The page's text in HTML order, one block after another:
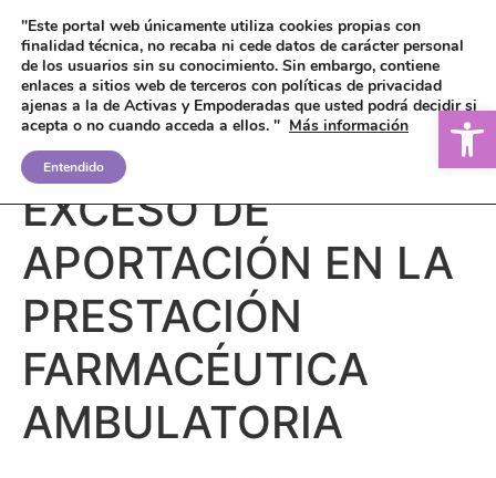
REINTEGRO DEL
EXCESO DE
APORTACIÓN EN LA
PRESTACIÓN
FARMACÉUTICA
AMBULATORIA
"Este portal web únicamente utiliza cookies propias con
finalidad técnica, no recaba ni cede datos de carácter personal
de los usuarios sin su conocimiento. Sin embargo, contiene
enlaces a sitios web de terceros con políticas de privacidad
ajenas a la de Activas y Empoderadas que usted podrá decidir si
acepta o no cuando acceda a ellos. " Más información
Entendido